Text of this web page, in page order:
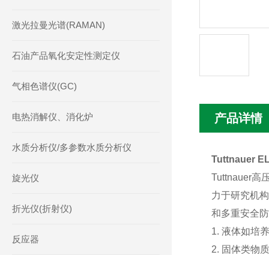
激光拉曼光谱(RAMAN)
石油产品氧化安定性测定仪
气相色谱仪(GC)
电热消解仪、消化炉
水质分析仪/多参数水质分析仪
旋光仪
折光仪(折射仪)
反应器
产品详情
Tuttnauer
Tuttnauer高
力于研究机
和多重安全
1. 液体如培
2. 固体类物